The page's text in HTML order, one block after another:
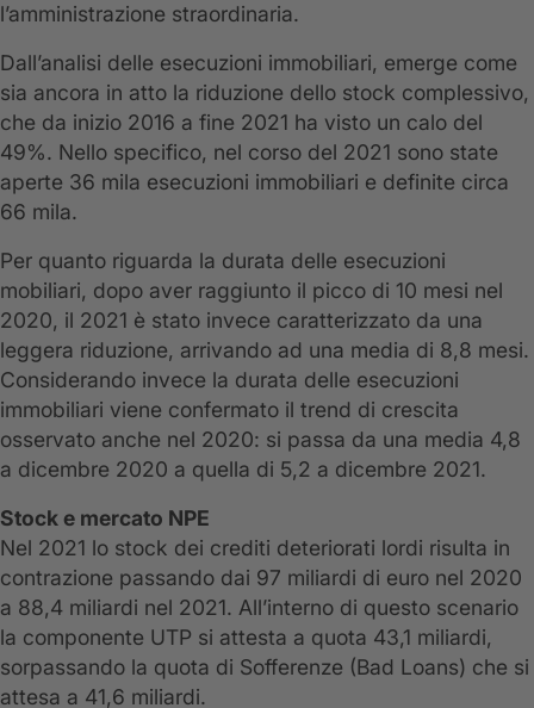
l’amministrazione straordinaria.
Dall’analisi delle esecuzioni immobiliari, emerge come
sia ancora in atto la riduzione dello stock complessivo,
che da inizio 2016 a fine 2021 ha visto un calo del
49%. Nello specifico, nel corso del 2021 sono state
aperte 36 mila esecuzioni immobiliari e definite circa
66 mila.
Per quanto riguarda la durata delle esecuzioni
mobiliari, dopo aver raggiunto il picco di 10 mesi nel
2020, il 2021 è stato invece caratterizzato da una
leggera riduzione, arrivando ad una media di 8,8 mesi.
Considerando invece la durata delle esecuzioni
immobiliari viene confermato il trend di crescita
osservato anche nel 2020: si passa da una media 4,8
a dicembre 2020 a quella di 5,2 a dicembre 2021.
Stock e mercato NPE
Nel 2021 lo stock dei crediti deteriorati lordi risulta in
contrazione passando dai 97 miliardi di euro nel 2020
a 88,4 miliardi nel 2021. All’interno di questo scenario
la componente UTP si attesta a quota 43,1 miliardi,
sorpassando la quota di Sofferenze (Bad Loans) che si
attesa a 41,6 miliardi.